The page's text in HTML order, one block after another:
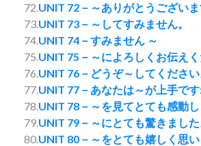
72.UNIT 72－～ありがとうございま
73.UNIT 73－～してすみません。
74.UNIT 74－すみません ～
75.UNIT 75－～によろしくお伝えく
76.UNIT 76－どうぞ～してください
77.UNIT 77－あなたは～が上手です
78.UNIT 78－～を見てとても感動し
79.UNIT 79－～にとても驚きました
80.UNIT 80－～をとても嬉しく思い